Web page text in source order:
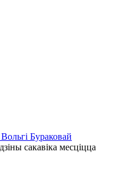
Бураковай
сакавіка месціцца